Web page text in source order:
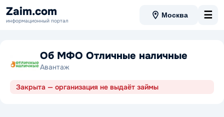
Zaim.com
информационный портал
Москва ☰
Об МФО Отличные наличные
Авантаж
Закрыта — организация не выдаёт займы